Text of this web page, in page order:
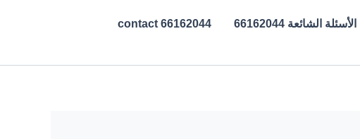
الأسئلة الشائعة 66162044
contact 66162044